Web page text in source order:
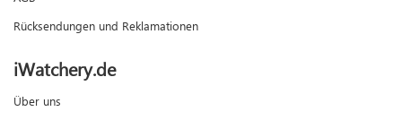
Rücksendungen und Reklamationen
iWatchery.de
Über uns